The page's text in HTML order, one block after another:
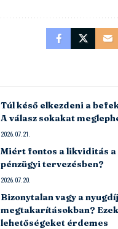
Túl késő elkezdeni a
A válasz sokakat
2026.07.21.
Miért fontos a likviditás a
pénzügyi tervezésben?
2026.07.20.
Bizonytalan vagy a
megtakarításokban?
lehetőségeket érdemes